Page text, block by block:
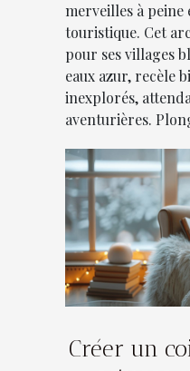
merveilles à peine
touristique. Cet
pour ses villages
eaux azur, recèle
inexplorés,
aventurières.
Créer un